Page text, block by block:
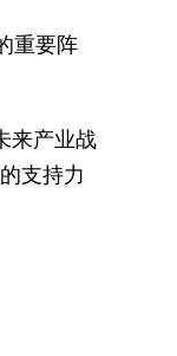
重要阵
来产业战
支持力